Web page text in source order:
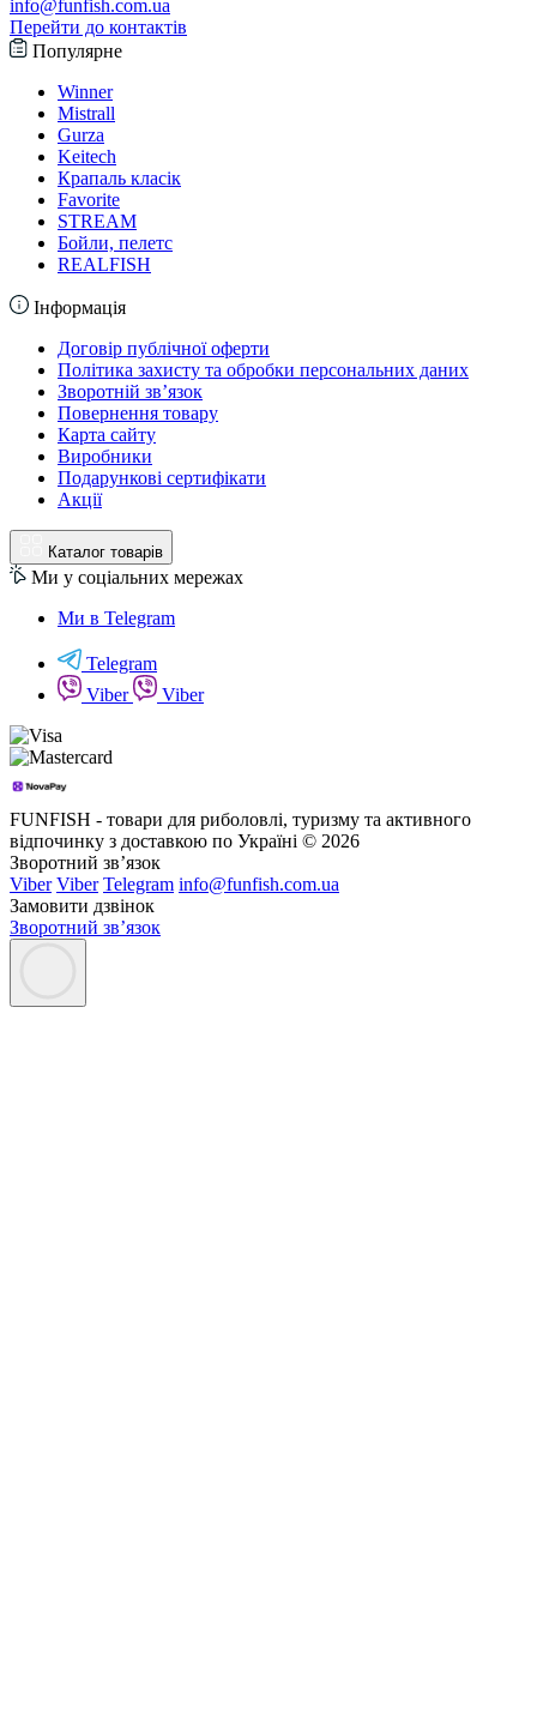
info@funfish.com.ua
Перейти до контактів
Популярне
Winner
Mistrall
Gurza
Keitech
Крапаль класік
Favorite
STREAM
Бойли, пелетс
REALFISH
Інформація
Договір публічної оферти
Політика захисту та обробки персональних даних
Зворотній зв’язок
Повернення товару
Карта сайту
Виробники
Подарункові сертифікати
Акції
Каталог товарів
Ми у соціальних мережах
Ми в Telegram
Telegram
Viber
Viber
FUNFISH - товари для риболовлі, туризму та активного
відпочинку з доставкою по Україні © 2026
Зворотний зв’язок
Viber Viber Telegram info@funfish.com.ua
Замовити дзвінок
Зворотний зв’язок